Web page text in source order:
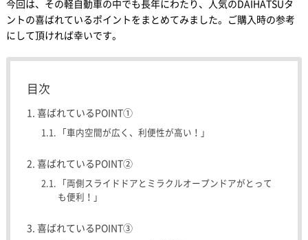
今回は、その軽自動車の中でも長年にわたり、人気のDAIHATSUタ
ントの喜ばれているポイントをまとめてみました。ご購入時の参考
にして頂ければ幸いです。
目次
喜ばれているPOINT①
「車内空間が広く、利便性が高い！」
喜ばれているPOINT②
「両側スライドドアとミラクルオープンドアがとって
も便利！」
喜ばれているPOINT③